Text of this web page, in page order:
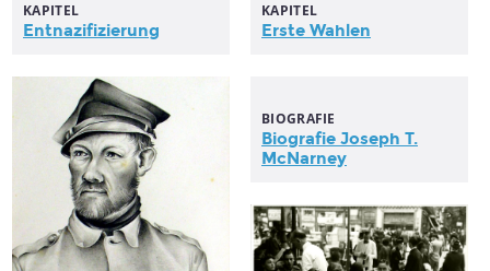
KAPITEL
Entnazifizierung
KAPITEL
Erste Wahlen
BIOGRAFIE
Biografie Joseph T.
McNarney